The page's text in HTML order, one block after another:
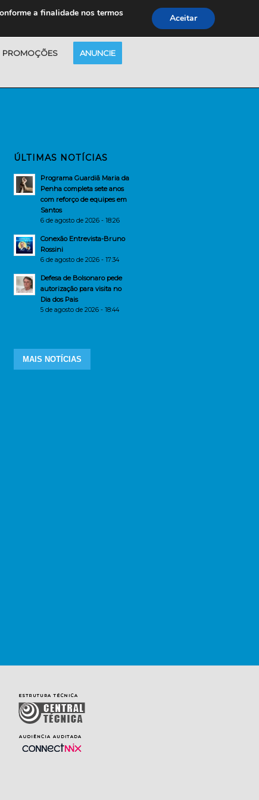
PROMOÇÕES ANUNCIE
ÚLTIMAS NOTÍCIAS
Programa Guardiã Maria da
Penha completa sete anos
com reforço de equipes em
Santos
6 de agosto de 2026 - 18:26
Conexão Entrevista-Bruno
Rossini
6 de agosto de 2026 - 17:34
Defesa de Bolsonaro pede
autorização para visita no
Dia dos Pais
5 de agosto de 2026 - 18:44
MAIS NOTÍCIAS
a finalidade nos termos
Aceitar